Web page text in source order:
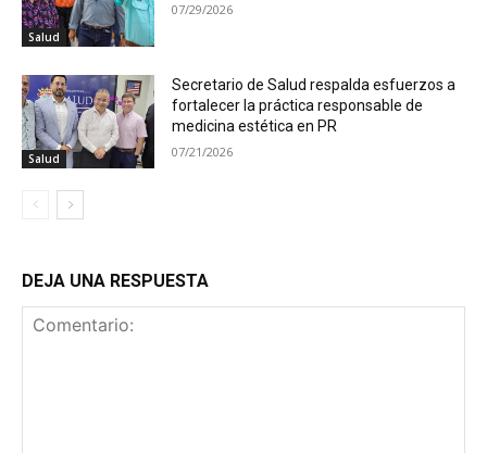
Salud
07/29/2026
Salud
Secretario de Salud respalda esfuerzos a
fortalecer la práctica responsable de
medicina estética en PR
07/21/2026
DEJA UNA RESPUESTA